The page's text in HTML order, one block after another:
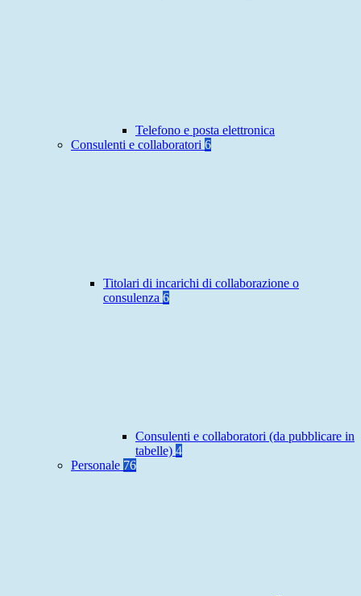
Telefono e posta elettronica
Consulenti e collaboratori 6
Titolari di incarichi di collaborazione o
consulenza 6
Consulenti e collaboratori (da pubblicare in
tabelle) 4
Personale 76